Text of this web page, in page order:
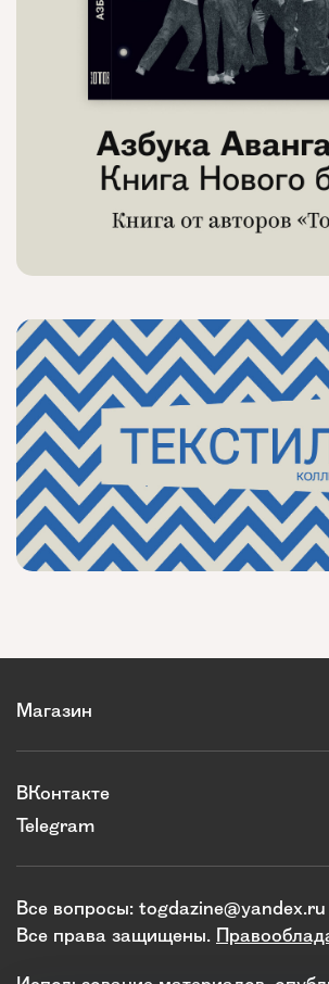
Магазин
ВКонтакте
Telegram
Все вопросы: togdazine@yandex.ru
Все права защищены.